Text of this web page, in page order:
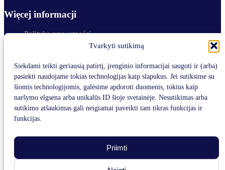
Tvarkyti sutikimą
Siekdami teikti geriausią patirtį, įrenginio informacijai saugoti ir (arba)
pasiekti naudojame tokias technologijas kaip slapukus. Jei sutiksime su
šiomis technologijomis, galėsime apdoroti duomenis, tokius kaip
naršymo elgsena arba unikalūs ID šioje svetainėje. Nesutikimas arba
sutikimo atšaukimas gali neigiamai paveikti tam tikras funkcijas ir
funkcijas.
Priimti
Więcej informacji
Polityka prywatności
Kontakt
Telefon:
+370 (655) 59 394
E-mail:
Adres:
Vilnius 08239